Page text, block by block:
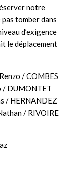
notre
tomber dans
d’exigence
le déplacement
/ COMBES
/ DUMONTET
/ HERNANDEZ
/ RIVOIRE